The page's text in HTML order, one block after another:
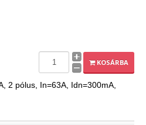
KOSÁRBA
2 pólus, In=63A, Idn=300mA,